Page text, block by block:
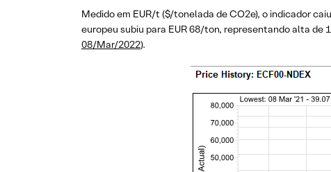
Medido em EUR/t ($/tonelada de CO2e), o indicador
europeu subiu para EUR 68/ton, representando alta de
08/Mar/2022).